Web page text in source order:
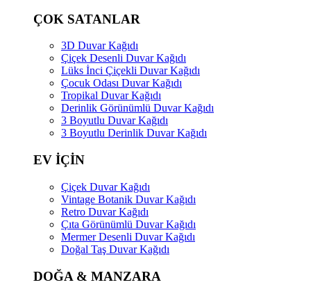
ÇOK SATANLAR
3D Duvar Kağıdı
Çiçek Desenli Duvar Kağıdı
Lüks İnci Çiçekli Duvar Kağıdı
Çocuk Odası Duvar Kağıdı
Tropikal Duvar Kağıdı
Derinlik Görünümlü Duvar Kağıdı
3 Boyutlu Duvar Kağıdı
3 Boyutlu Derinlik Duvar Kağıdı
EV İÇİN
Çiçek Duvar Kağıdı
Vintage Botanik Duvar Kağıdı
Retro Duvar Kağıdı
Çıta Görünümlü Duvar Kağıdı
Mermer Desenli Duvar Kağıdı
Doğal Taş Duvar Kağıdı
DOĞA & MANZARA